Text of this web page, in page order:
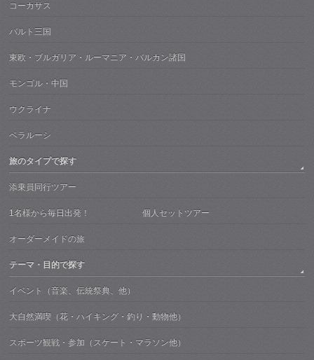
コーカサス
バルト三国
東欧・ブルガリア・ルーマニア・バルカン諸国
モンゴル・中国
ウクライナ
ベラルーシ
旅のタイプで探す
添乗員同行ツアー
1名様から毎日出発！ 個人セットツアー
オーダーメイドの旅
テーマ・目的で探す
イベント（音楽、伝統祭典、他）
大自然満喫（花・ハイキング・釣り・動物他）
スポーツ観戦・参加（スケート・マラソン他）